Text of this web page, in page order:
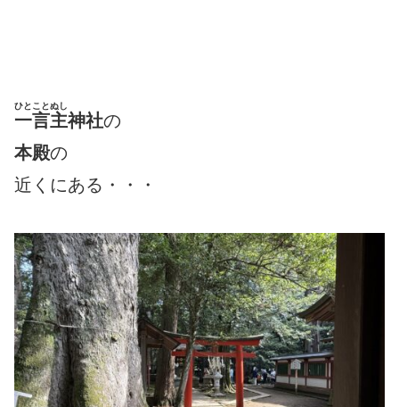
一言主
ひとことぬし
神社の
本殿の
近くにある・・・